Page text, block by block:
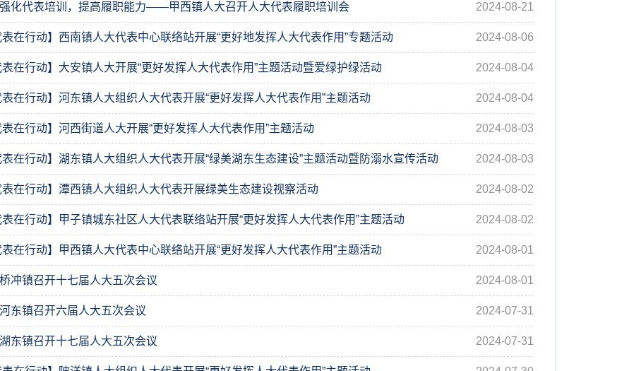
2024-08-21
强化代表培训，提高履职能力——甲西镇人大召开人大代表履职培训会
2024-08-06
表在行动】西南镇人大代表中心联络站开展“更好地发挥人大代表作用”专题活动
2024-08-04
表在行动】大安镇人大开展“更好发挥人大代表作用”主题活动暨爱绿护绿活动
2024-08-04
表在行动】河东镇人大组织人大代表开展“更好发挥人大代表作用”主题活动
2024-08-03
表在行动】河西街道人大开展“更好发挥人大代表作用”主题活动
2024-08-03
表在行动】湖东镇人大组织人大代表开展“绿美湖东生态建设”主题活动暨防溺水宣传活动
2024-08-02
表在行动】潭西镇人大组织人大代表开展绿美生态建设视察活动
2024-08-02
表在行动】甲子镇城东社区人大代表联络站开展“更好发挥人大代表作用”主题活动
2024-08-01
表在行动】甲西镇人大代表中心联络站开展“更好发挥人大代表作用”主题活动
2024-08-01
冲镇召开十七届人大五次会议
2024-07-31
东镇召开六届人大五次会议
2024-07-31
东镇召开十七届人大五次会议